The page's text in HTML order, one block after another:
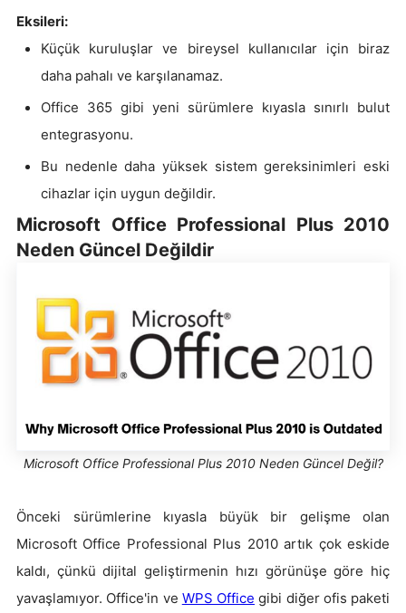
Eksileri:
Küçük kuruluşlar ve bireysel kullanıcılar için biraz
daha pahalı ve karşılanamaz.
Office 365 gibi yeni sürümlere kıyasla sınırlı bulut
entegrasyonu.
Bu nedenle daha yüksek sistem gereksinimleri eski
cihazlar için uygun değildir.
Microsoft Office Professional Plus 2010
Neden Güncel Değildir
Microsoft Office Professional Plus 2010 Neden Güncel Değil?
Önceki sürümlerine kıyasla büyük bir gelişme olan
Microsoft Office Professional Plus 2010 artık çok eskide
kaldı, çünkü dijital geliştirmenin hızı görünüşe göre hiç
yavaşlamıyor. Office'in ve WPS Office gibi diğer ofis paketi